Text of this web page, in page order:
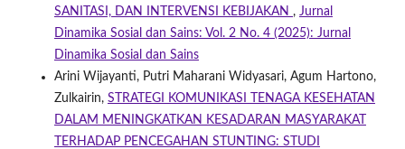
SANITASI, DAN INTERVENSI KEBIJAKAN , Jurnal
Dinamika Sosial dan Sains: Vol. 2 No. 4 (2025): Jurnal
Dinamika Sosial dan Sains
Arini Wijayanti, Putri Maharani Widyasari, Agum Hartono,
Zulkairin, STRATEGI KOMUNIKASI TENAGA KESEHATAN
DALAM MENINGKATKAN KESADARAN MASYARAKAT
TERHADAP PENCEGAHAN STUNTING: STUDI